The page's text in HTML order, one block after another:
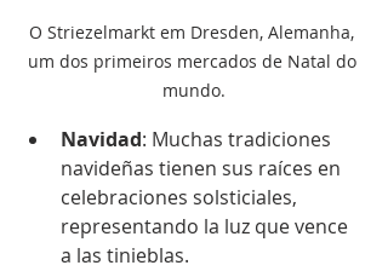
O Striezelmarkt em Dresden, Alemanha,
um dos primeiros mercados de Natal do
mundo.
Navidad: Muchas tradiciones
navideñas tienen sus raíces en
celebraciones solsticiales,
representando la luz que vence
a las tinieblas.